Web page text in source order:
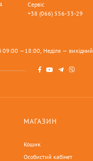
Сервіс
+38 (066) 556-33-29
09:00 —18:00, Неділя — вихідний
МАГАЗИН
Кошик
Особистий кабінет